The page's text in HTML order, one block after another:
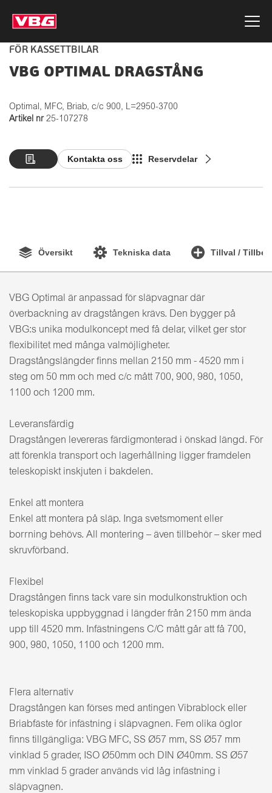
FÖR KASSETTBILAR
VBG OPTIMAL DRAGSTÅNG
Optimal, MFC, Briab, c/c 900, L=2950-3700
Artikel nr 25-107278
Kontakta oss Reservdelar
Översikt Tekniska data Tillval /
VBG Optimal är anpassad för släpvagnar där
överbackning av dragstången krävs. Den bygger på
VBG:s unika modulkoncept med få delar, vilket ger stor
flexibilitet med många valmöjligheter.
Dragstångslängder finns mellan 2150 mm - 4520 mm i
steg om 50 mm och med c/c mått 700, 900, 980, 1050,
1100 och 1200 mm.
Leveransfärdig
Dragstången levereras färdigmonterad i önskad längd. För
att förenkla transport och lagerhållning ligger framdelen
teleskopiskt inskjuten i bakdelen.
Enkel att montera
Enkel att montera på släp. Inga svetsmoment eller
borrning behövs. All montering – även tillbehör – sker med
skruvförband.
Flexibel
Dragstången finns tack vare sin modulkonstruktion och
teleskopiska uppbyggnad i längder från 2150 mm ända
upp till 4520 mm. Infästningens C/C mått går att få 700,
900, 980, 1050, 1100 och 1200 mm.
Flera alternativ
Dragstången kan förses med antingen Vibrablock eller
Briabfäste för infästning i släpvagnen. Fem olika öglor
finns tillgängliga: VBG MFC, SS Ø57 mm, SS Ø57 mm
vinklad 5 grader, ISO Ø50mm och DIN Ø40mm. SS Ø57
mm vinklad 5 grader används vid låg infästning i
släpvagnen.